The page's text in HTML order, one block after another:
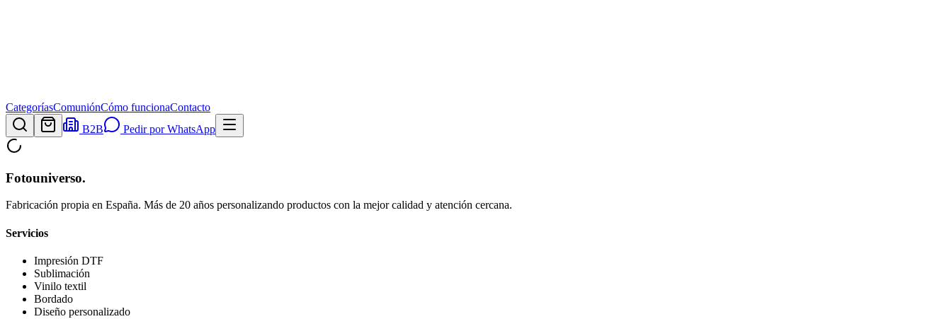
CategoríasComuniónCómo funcionaContacto
B2B
Pedir por WhatsApp
Fotouniverso.
Fabricación propia en España. Más de 20 años personalizando productos con la mejor calidad y atención cercana.
Servicios
Impresión DTF
Sublimación
Vinilo textil
Bordado
Diseño personalizado